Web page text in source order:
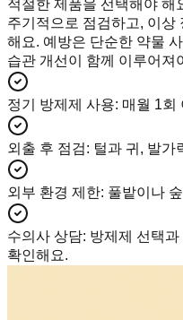
적절한 제품을 선택해야 해
주기적으로 점검하고, 이상
해요. 예방은 단순한 약물
습관 개선이 함께 이루어져
정기 방제제 사용: 매월 1회
외출 후 점검: 털과 귀, 발가
외부 환경 제한: 풀밭이나
수의사 상담: 방제제 선택
확인해요.